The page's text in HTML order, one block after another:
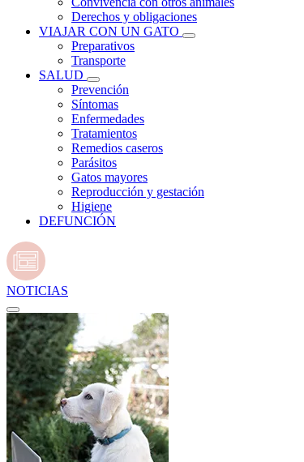
Derechos y obligaciones
VIAJAR CON UN GATO
Preparativos
Transporte
SALUD
Prevención
Síntomas
Enfermedades
Tratamientos
Remedios caseros
Parásitos
Gatos mayores
Reproducción y gestación
Higiene
DEFUNCIÓN
NOTICIAS